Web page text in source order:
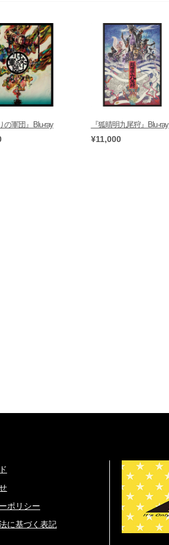
の軍団』Blu-ray 『狐晴明九尾狩』Blu-ray
¥11,000
ポリシー
に基づく表記